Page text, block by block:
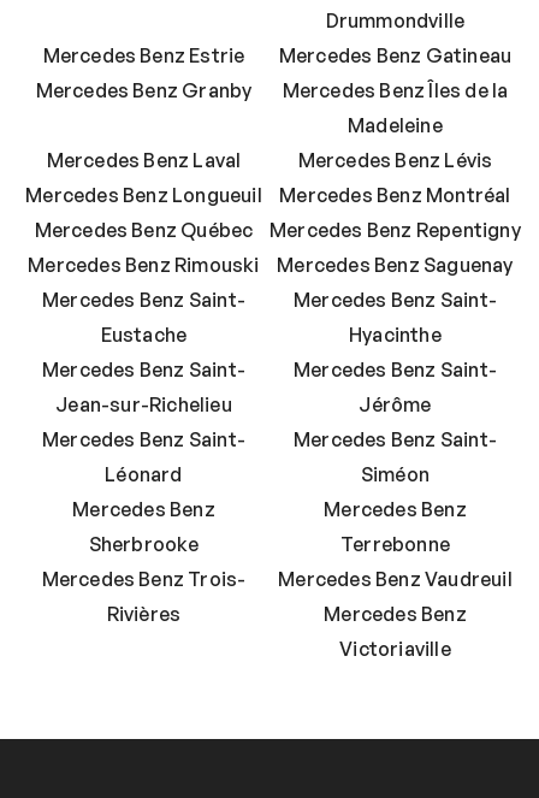
Drummondville
Mercedes Benz Estrie
Mercedes Benz Gatineau
Mercedes Benz Granby
Mercedes Benz Îles de la
Madeleine
Mercedes Benz Laval
Mercedes Benz Lévis
Mercedes Benz Longueuil
Mercedes Benz Montréal
Mercedes Benz Québec
Mercedes Benz Repentigny
Mercedes Benz Rimouski
Mercedes Benz Saguenay
Mercedes Benz Saint-
Eustache
Mercedes Benz Saint-
Hyacinthe
Mercedes Benz Saint-
Jean-sur-Richelieu
Mercedes Benz Saint-
Jérôme
Mercedes Benz Saint-
Léonard
Mercedes Benz Saint-
Siméon
Mercedes Benz
Sherbrooke
Mercedes Benz
Terrebonne
Mercedes Benz Trois-
Rivières
Mercedes Benz Vaudreuil
Mercedes Benz
Victoriaville